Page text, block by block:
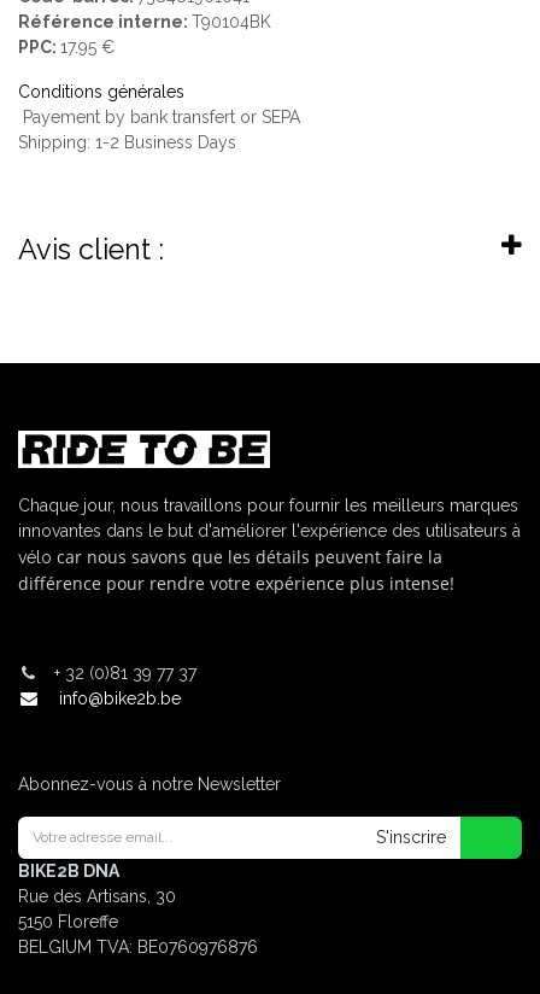
Référence interne: T90104BK
PPC: 17.95 €
Conditions générales
Payement by bank transfert or SEPA
Shipping: 1-2 Business Days
Avis client :
Chaque jour, nous travaillons pour fournir les meilleurs marques
innovantes dans le but d'améliorer l'expérience des utilisateurs à
vélo car nous savons que les détails peuvent faire la
différence pour rendre votre expérience plus intense!
+ 32 (0)81 39 77 37
info@bike2b.be
Abonnez-vous à notre Newsletter
S'inscrire
BIKE2B DNA
Rue des Artisans, 30
5150 Floreffe
BELGIUM TVA: BE0760976876